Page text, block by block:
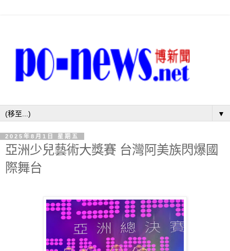
▼
2025年8月1日 星期五
亞洲少兒藝術大獎賽 台灣阿美族閃爆國
際舞台